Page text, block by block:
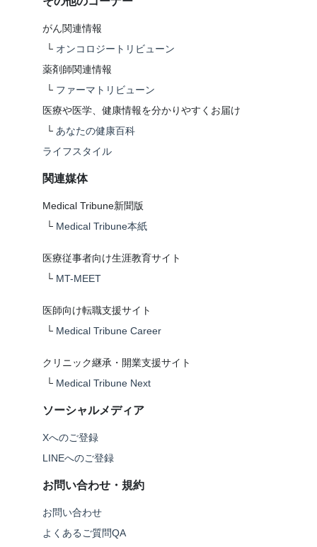
がん関連情報
└ オンコロジートリビューン
薬剤師関連情報
└ ファーマトリビューン
医療や医学、健康情報を分かりやすくお届け
└ あなたの健康百科
ライフスタイル
関連媒体
Medical Tribune新聞版
└ Medical Tribune本紙
医療従事者向け生涯教育サイト
└ MT-MEET
医師向け転職支援サイト
└ Medical Tribune Career
クリニック継承・開業支援サイト
└ Medical Tribune Next
ソーシャルメディア
Xへのご登録
LINEへのご登録
お問い合わせ・規約
お問い合わせ
よくあるご質問QA